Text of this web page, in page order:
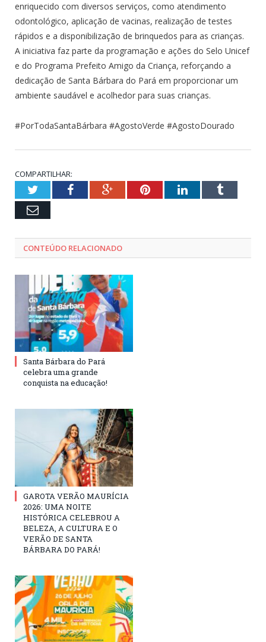
enriquecido com diversos serviços, como atendimento
odontológico, aplicação de vacinas, realização de testes
rápidos e a disponibilização de brinquedos para as crianças.
A iniciativa faz parte da programação e ações do Selo Unicef
e do Programa Prefeito Amigo da Criança, reforçando a
dedicação de Santa Bárbara do Pará em proporcionar um
ambiente saudável e acolhedor para suas crianças.
#PorTodaSantaBárbara #AgostoVerde #AgostoDourado
COMPARTILHAR:
TwitterFacebookGoogle+PinterestLinkedInTumblr
Email
CONTEÚDO RELACIONADO
Santa Bárbara do Pará
celebra uma grande
conquista na educação!
GAROTA VERÃO MAURÍCIA
2026: UMA NOITE
HISTÓRICA CELEBROU A
BELEZA, A CULTURA E O
VERÃO DE SANTA
BÁRBARA DO PARÁ!